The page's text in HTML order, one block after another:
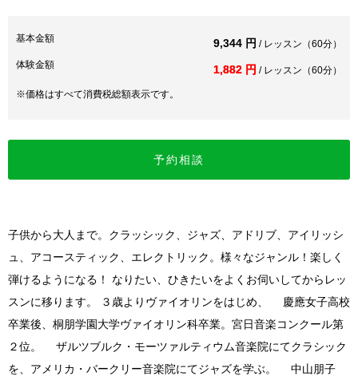
基本金額 9,344 円 / レッスン（60分）
体験金額
1,882 円 / レッスン（60分）
※価格はすべて消費税総額表示です。
予約相談
子供から大人まで。クラッシック、ジャズ、アドリブ、アイリッシ
ュ、アコースティック、エレクトリック。様々なジャンル！楽しく
弾けるようになる！ なりたい、ひきたいをよくお伺いしてからレッ
スンに移ります。 ３歳よりヴァイオリンをはじめ、 慶應女子高校
卒業後、桐朋学園大学ヴァイオリン科卒業。宮日音楽コンクール第
２位。 ザルツブルク・モーツァルティウム音楽院にてクラシック
を、アメリカ・バークリー音楽院にてジャズを学ぶ。 中山朋子